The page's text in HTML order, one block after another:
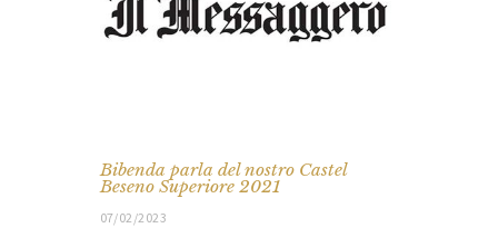
Bibenda parla del nostro Castel
Beseno Superiore 2021
07/02/2023